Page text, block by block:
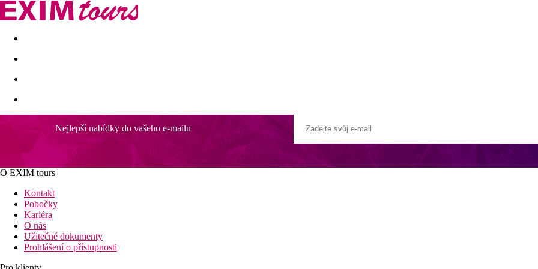
Akční nabídky Last minute
Nejlepší nabídky do vašeho e-mailu
O EXIM tours
Kontakt
Pobočky
Kariéra
O nás
Užitečné dokumenty
Prohlášení o přístupnosti